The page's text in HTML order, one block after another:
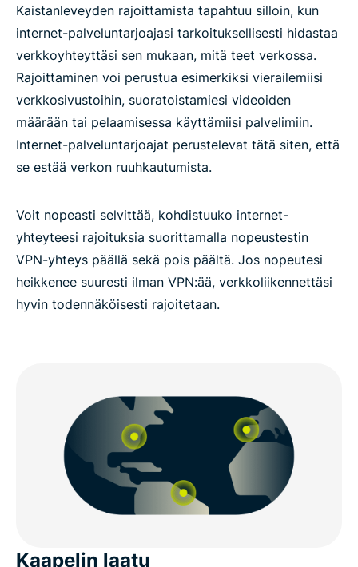
Kaistanleveyden rajoittamista tapahtuu silloin, kun
internet-palveluntarjoajasi tarkoituksellisesti hidastaa
verkkoyhteyttäsi sen mukaan, mitä teet verkossa.
Rajoittaminen voi perustua esimerkiksi vierailemiisi
verkkosivustoihin, suoratoistamiesi videoiden
määrään tai pelaamisessa käyttämiisi palvelimiin.
Internet-palveluntarjoajat perustelevat tätä siten, että
se estää verkon ruuhkautumista.
Voit nopeasti selvittää, kohdistuuko internet-
yhteyteesi rajoituksia suorittamalla nopeustestin
VPN-yhteys päällä sekä pois päältä. Jos nopeutesi
heikkenee suuresti ilman VPN:ää, verkkoliikennettäsi
hyvin todennäköisesti rajoitetaan.
Kaapelin laatu